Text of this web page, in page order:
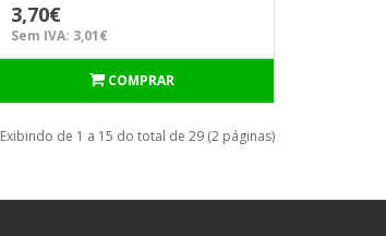
3,70€
Sem IVA: 3,01€
COMPRAR
Exibindo de 1 a 15 do total de 29 (2 páginas)